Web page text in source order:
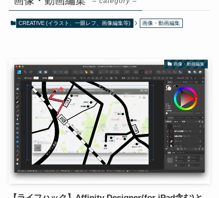
CREATIVE (イラスト、一眼レフ、画像編集等) 画像・動画編集
画像・動画編集